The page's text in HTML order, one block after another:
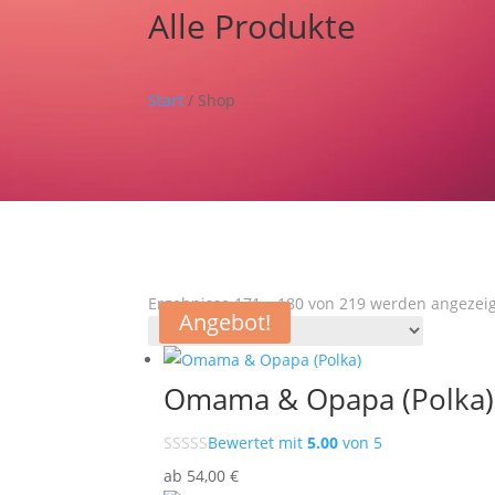
Alle Produkte
Start / Shop
Ergebnisse 171 – 180 von 219 werden
Omama & Opapa (Polka)
Bewertet mit5.00 von 5
ab 54,00€
Angebot!